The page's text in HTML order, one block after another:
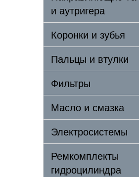
и аутригера
Коронки и зубья
Пальцы и втулки
Фильтры
Масло и смазка
Электросистемы
Ремкомплекты
гидроцилиндра